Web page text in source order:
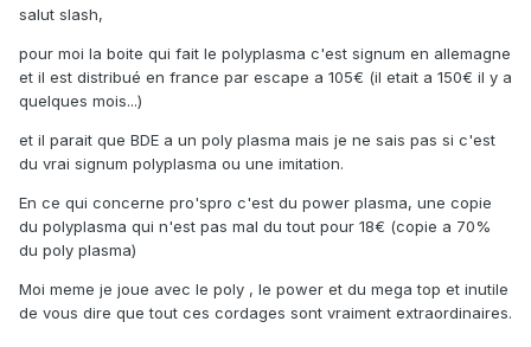
salut slash,
pour moi la boite qui fait le polyplasma c'est signum en allemagne
et il est distribué en france par escape a 105€ (il etait a 150€ il y a
quelques mois...)
et il parait que BDE a un poly plasma mais je ne sais pas si c'est
du vrai signum polyplasma ou une imitation.
En ce qui concerne pro'spro c'est du power plasma, une copie
du polyplasma qui n'est pas mal du tout pour 18€ (copie a 70%
du poly plasma)
Moi meme je joue avec le poly , le power et du mega top et inutile
de vous dire que tout ces cordages sont vraiment extraordinaires.